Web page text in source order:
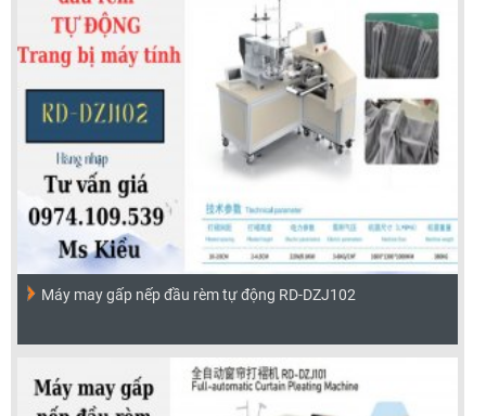
Máy may gấp nếp đầu rèm tự động RD-DZJ102